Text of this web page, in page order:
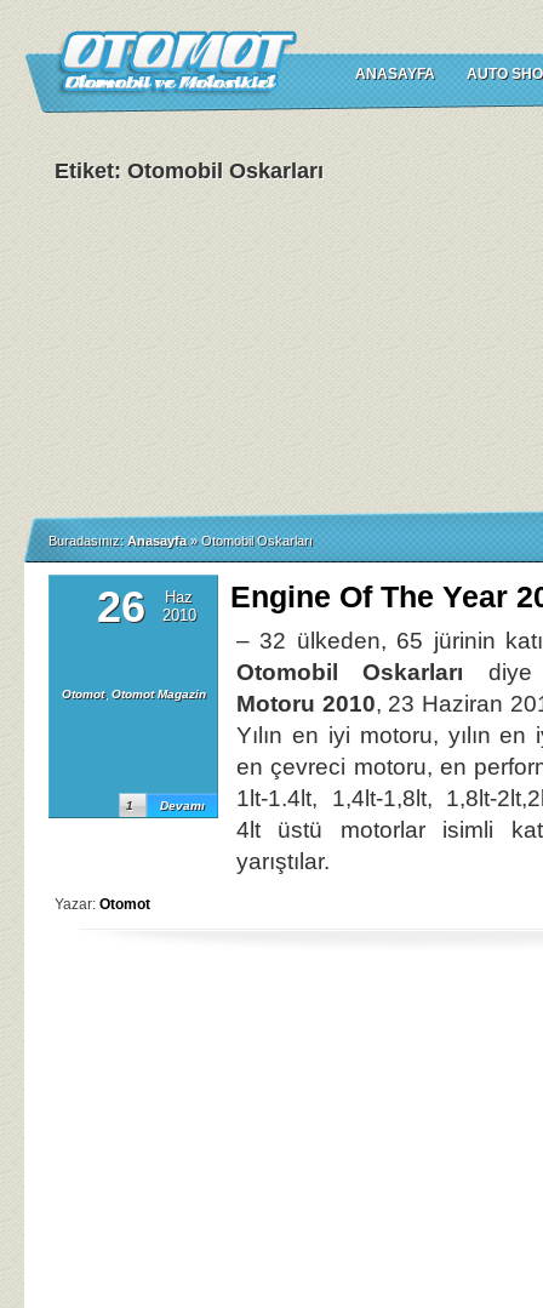
ANASAYFA AUTO
Etiket: Otomobil Oskarları
Buradasınız: Anasayfa » Otomobil Oskarları
26
Haz
2010
Otomot, Otomot Magazin
Devamı
1
Engine Of The Year
– 32 ülkeden, 65 jürinin
Otomobil Oskarları diye
Motoru 2010, 23 Haziran
Yılın en iyi motoru, yılın en
en çevreci motoru, en
1lt-1.4lt, 1,4lt-1,8lt, 1,8lt-
4lt üstü motorlar isimli
yarıştılar.
Yazar: Otomot